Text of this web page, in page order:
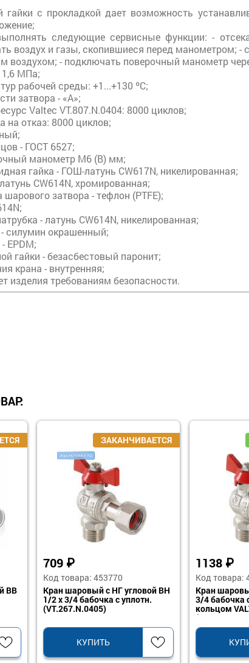
гайки с прокладкой дает возможность
следующие сервисные функции: -
воздух и газы, скопившиеся перед манометром; -
воздухом; - подключать поверочный манометр
1,6 МПа;
рабочей среды: +1...+130 ºС;
затвора - «А»;
Valtec VT.807.N.0404: 8000 циклов;
на отказ: 8000 циклов;
- ГОСТ 6527;
манометр М6 (В) мм;
гайка - ГОШ-латунь CW617N, никелированная;
CW614N, хромированная;
затвора - тефлон (PTFE);
- латунь CW614N, никелированная;
силумин окрашенный;
EPDM;
гайки - безасбестовый паронит;
крана - внутренняя;
изделия требованиям безопасности.
ВВ
709 ₽
Код товара: 453770
Кран шаровый с НГ угловой ВН
1/2 х 3/4 бабочка с уплотн.
(VT.267.N.0405)
КУПИТЬ
1138 ₽
Код товара:
Кран
3/4 бабочка
кольцом